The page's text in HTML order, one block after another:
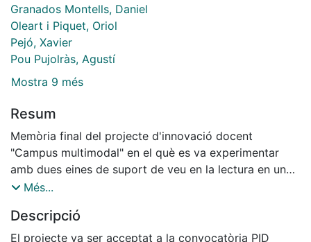
Granados Montells, Daniel
Oleart i Piquet, Oriol
Pejó, Xavier
Pou Pujolràs, Agustí
Mostra 9 més
Resum
Memòria final del projecte d'innovació docent
"Campus multimodal" en el què es va experimentar
amb dues eines de suport de veu en la lectura en una
assignatura de Tècniques de Treball en diverses
ClaroRead, un programari de PC que llegeix en veu
alta tot el contingut de l'ordinador ressaltant la
Més...
Descripció
El projecte va ser acceptat a la convocatòria PID